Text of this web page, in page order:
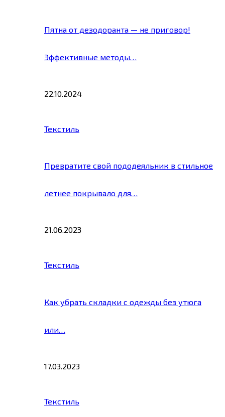
Пятна от дезодоранта — не приговор!
Эффективные методы…
22.10.2024
Текстиль
Превратите свой пододеяльник в стильное
летнее покрывало для…
21.06.2023
Текстиль
Как убрать складки с одежды без утюга
или…
17.03.2023
Текстиль